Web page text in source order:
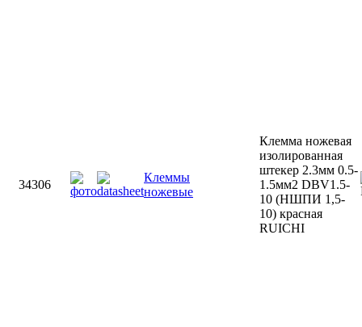
34306
Клеммы
ножевые
Клемма ножевая
изолированная
штекер 2.3мм 0.5-
1.5мм2 DBV1.5-
10 (НШПИ 1,5-
10) красная
RUICHI